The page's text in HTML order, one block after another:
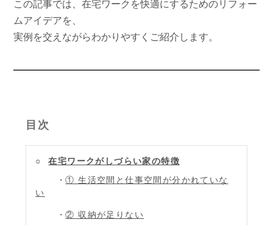
この記事では、在宅ワークを快適にするためのリフォー
ムアイデアを、
実例を交えながらわかりやすくご紹介します。
目次
在宅ワークがしづらい家の特徴
① 生活空間と仕事空間が分かれていな
い
② 収納が足りない